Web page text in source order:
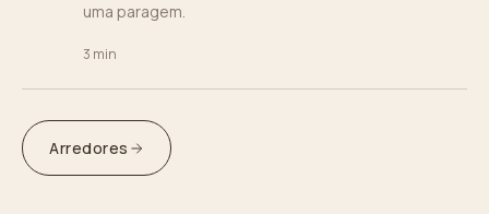
uma paragem.
3 min
Arredores